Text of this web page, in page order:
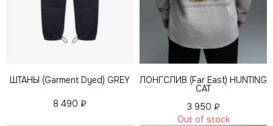
ШТАНЫ (Garment Dyed) GREY
8 490 ₽
ЛОНГСЛИВ (Far East) HUNTING
CAT
3 950 ₽
Out of stock